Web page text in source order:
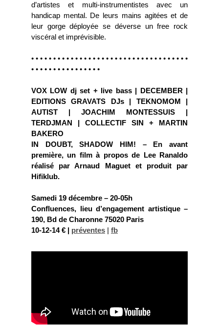
d’artistes et multi-instrumentistes avec un
handicap mental. De leurs mains agitées et de
leur gorge déployée se déverse un free rock
viscéral et imprévisible.
• • • • • • • • • • • • • • • • • • • • • • • • • • • • • • • • • • • •
• • • • • • • • • • • • • • • •
VOX LOW dj set + live bass | DECEMBER |
EDITIONS GRAVATS DJs | TEKNOMOM |
AUTIST | JOACHIM MONTESSUIS |
TERDJMAN | COLLECTIF SIN + MARTIN
BAKERO
IN DOUBT, SHADOW HIM! – En avant
première, un film à propos de Lee Ranaldo
réalisé par Arnaud Maguet et produit par
Hifiklub.
Samedi 19 décembre – 20-05h
Confluences, lieu d’engagement artistique –
190, Bd de Charonne 75020 Paris
10-12-14 € | préventes fb